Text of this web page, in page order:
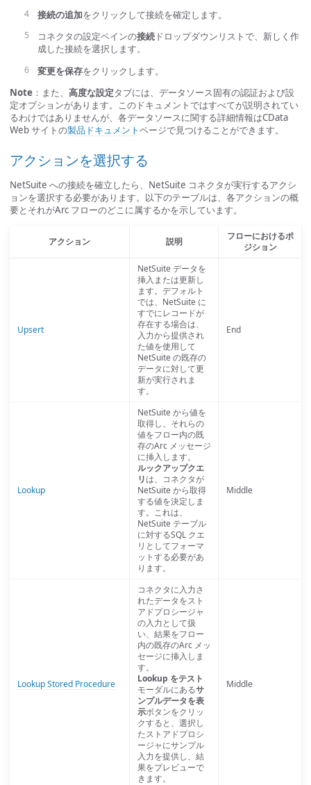
接続の追加をクリックして接続を確定します。
コネクタの設定ペインの接続 ドロップダウンリストで、新しく作
成した接続を選択します。
変更を保存をクリックします。
Note ：また、 高度な設定タブには、データソース固有の認証および設
定オプションがあります。このドキュメントではすべてが説明されてい
るわけではありませんが、各データソースに関する詳細情報はCData
Web サイトの製品ドキュメントページで見つけることができます。
アクションを選択する
NetSuite への接続を確立したら、NetSuite コネクタが実行するアクシ
ョンを選択する必要があります。以下のテーブルは、各アクションの概
要とそれがArc フローのどこに属するかを示しています。
アクション 説明
フローにおけるポ
ジション
Upsert
NetSuite データを
挿入または更新し
ます。デフォルト
では、NetSuite に
すでにレコードが
存在する場合は、
入力から提供され
た値を使用して
NetSuite の既存の
データに対して更
新が実行されま
す。
End
Lookup
NetSuite から値を
取得し、それらの
値をフロー内の既
存のArc メッセージ
に挿入します。
ルックアップクエ
リは、コネクタが
NetSuite から取得
する値を決定しま
す。これは、
NetSuite テーブル
に対するSQL クエ
リとしてフォーマ
ットする必要があ
ります。
Middle
Lookup Stored Procedure
コネクタに入力さ
れたデータをスト
アドプロシージャ
の入力として扱
い、結果をフロー
内の既存のArc メッ
セージに挿入しま
す。
Lookup をテスト
モーダルにあるサ
ンプルデータを表
示ボタンをクリッ
クすると、選択し
たストアドプロシ
ージャにサンプル
入力を提供し、結
果をプレビューで
きます。
Middle